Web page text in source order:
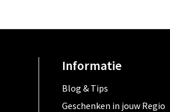
Informatie
Blog & Tips
Geschenken in jouw Regio